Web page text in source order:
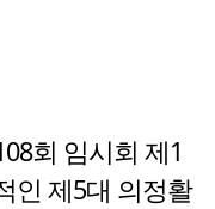
회 임시회 제1
인 제5대 의정활